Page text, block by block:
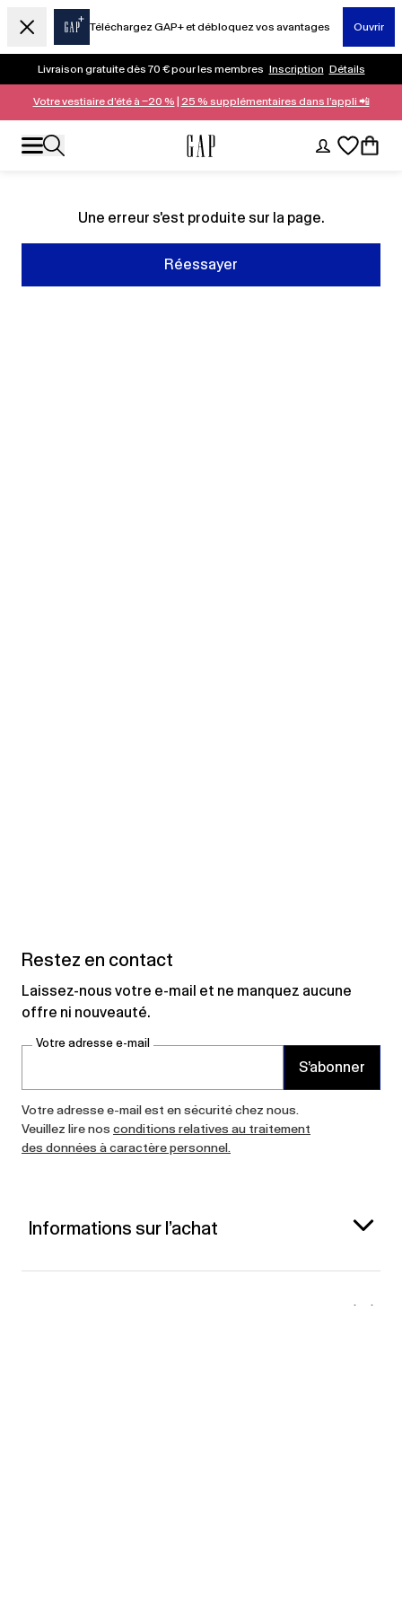
Téléchargez GAP+ et débloquez vos avantages Ouvrir
Livraison gratuite dès 70 € pour les membres Inscription Détails
Votre vestiaire d’été à −20 % 25 % supplémentaires dans l’appli 📲
Une erreur s'est produite sur la page.
Réessayer
Restez en contact
Laissez-nous votre e-mail et ne manquez aucune
offre ni nouveauté.
Votre adresse e-mail
S’abonner
Votre adresse e-mail est en sécurité chez nous.
Veuillez lire nos conditions relatives au traitement
des données à caractère personnel.
Informations sur l’achat